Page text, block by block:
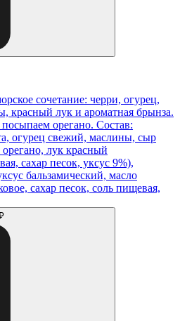
сочетание: черри, огурец,
красный лук и ароматная брынза.
орегано. Состав:
огурец свежий, маслины, сыр
лук красный
сахар песок, уксус 9%),
бальзамический, масло
сахар песок, соль пищевая,